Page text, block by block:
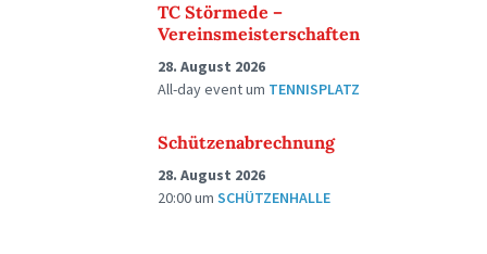
TC Störmede –
Vereinsmeisterschaften
28. August 2026
All-day eventum TENNISPLATZ
Schützenabrechnung
28. August 2026
20:00um SCHÜTZENHALLE